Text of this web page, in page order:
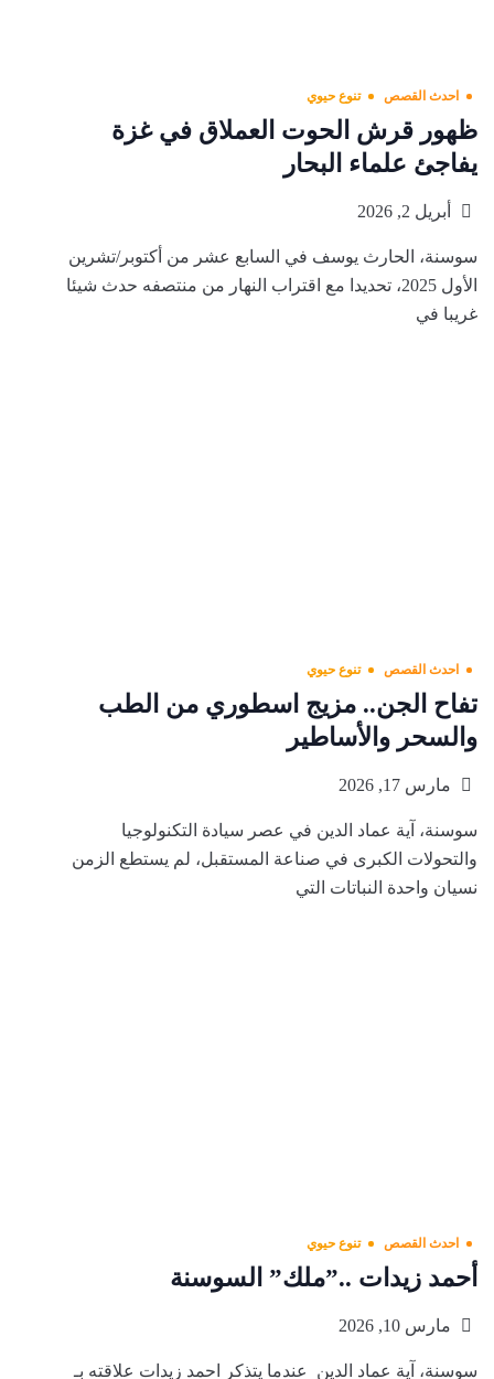
احدث القصص تنوع حيوي
ظهور قرش الحوت العملاق في غزة
يفاجئ علماء البحار
أبريل 2, 2026
سوسنة، الحارث يوسف في السابع عشر من أكتوبر/تشرين
الأول 2025، تحديدا مع اقتراب النهار من منتصفه حدث شيئا
غريبا في
احدث القصص تنوع حيوي
تفاح الجن.. مزيج اسطوري من الطب
والسحر والأساطير
مارس 17, 2026
سوسنة، آية عماد الدين في عصر سيادة التكنولوجيا
والتحولات الكبرى في صناعة المستقبل، لم يستطع الزمن
نسيان واحدة النباتات التي
احدث القصص تنوع حيوي
أحمد زيدات ..”ملك” السوسنة
مارس 10, 2026
سوسنة، آية عماد الدين عندما يتذكر احمد زيدات علاقته بـ